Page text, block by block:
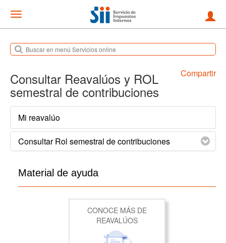
Compartir
Consultar Reavalúos y ROL
semestral de contribuciones
Mi reavalúo
Consultar Rol semestral de contribuciones
Material de ayuda
CONOCE MÁS DE
REAVALÚOS
Mostrar
menu